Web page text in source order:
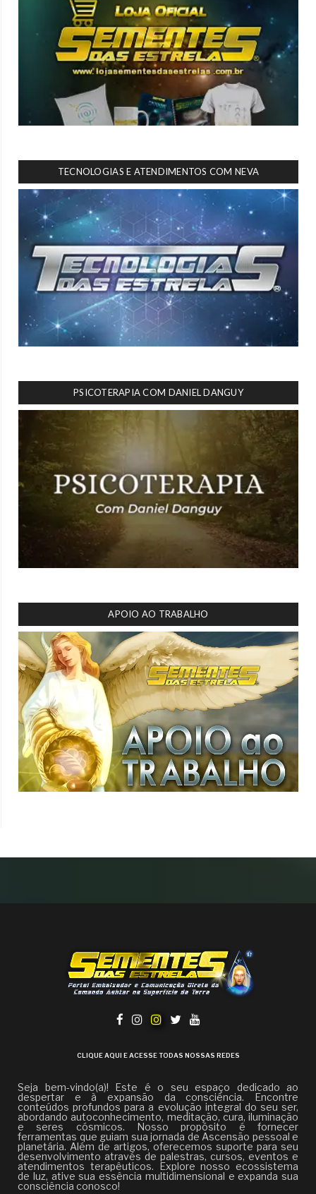
TECNOLOGIAS E ATENDIMENTOS COM NEVA
PSICOTERAPIA COM DANIEL DANGUY
APOIO AO TRABALHO
CLIQUE AQUI E ACESSE TODAS NOSSAS REDES
Seja bem-vindo(a)! Este é o seu espaço dedicado ao
despertar e à expansão da consciência. Encontre
conteúdos profundos para a evolução integral do seu ser,
abordando autoconhecimento, meditação, cura, iluminação
e seres cósmicos. Nosso propósito é fornecer
ferramentas que guiam sua jornada de Ascensão pessoal e
planetária. Além de artigos, oferecemos suporte para seu
desenvolvimento através de palestras, cursos, eventos e
atendimentos terapêuticos. Explore nosso ecossistema
de luz, ative sua essência multidimensional e expanda sua
consciência conosco!